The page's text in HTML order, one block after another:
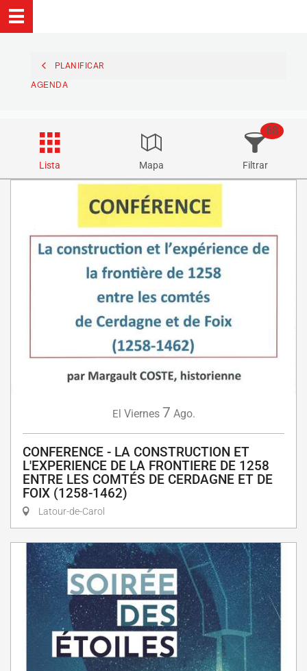
PLANIFICAR
AGENDA
Lista Mapa Filtrar
68
El Viernes 7 Ago.
CONFERENCE - LA CONSTRUCTION ET
L'EXPERIENCE DE LA FRONTIERE DE 1258
ENTRE LES COMTÉS DE CERDAGNE ET DE
FOIX (1258-1462)
Latour-de-Carol